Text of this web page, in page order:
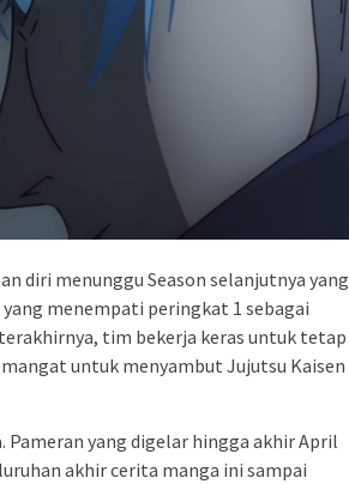
diri menunggu Season selanjutnya yang
menempati peringkat 1 sebagai
tim bekerja keras untuk tetap
untuk menyambut Jujutsu Kaisen
Pameran yang digelar hingga akhir April
akhir cerita manga ini sampai